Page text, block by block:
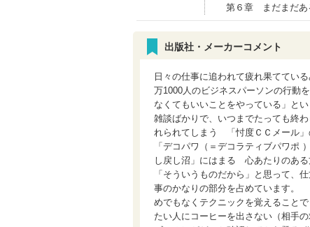
第６章 まだまだあ
出版社・メーカーコメント
日々の仕事に追われて疲れ果ててい
万1000人のビジネスパーソンの行動
なくてもいいことをやっている」と
雑談ばかりで、いつまでたっても終
れられてしまう 「忖度ＣＣメール
「デコパワ（＝デコラティブパワ
し戻し沼」にはまる 心あたりのある
「そういうものだから」と思って、
事のかなりの部分を占めています。
めでもなくテクニックを覚えること
たい人にコーヒーを出さない（相手